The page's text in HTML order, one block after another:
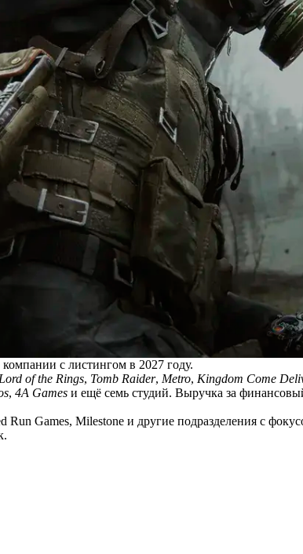
с листингом в 2027 году.
of the Rings, Tomb Raider, Metro, Kingdom Come
, 4A Games и ещё семь студий. Выручка за
Run Games, Milestone и другие подразделения с